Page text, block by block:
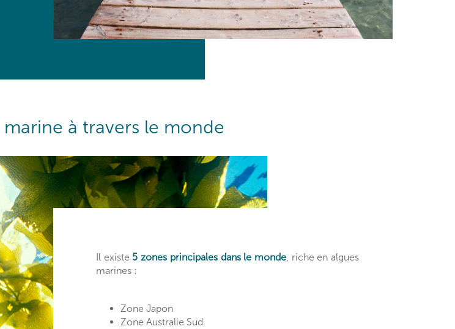
à travers le monde
Il existe 5 zones principales dans le monde, riche en algues
marines :
Zone Japon
Zone Australie Sud